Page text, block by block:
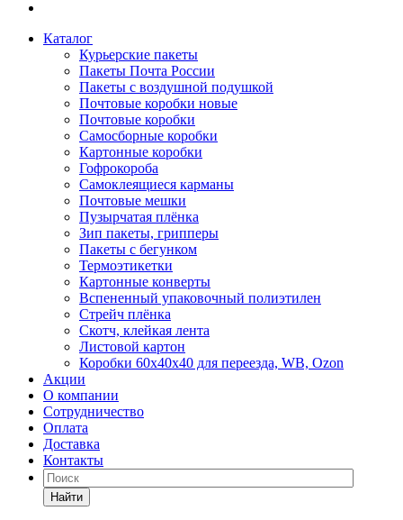
Каталог
Курьерские пакеты
Пакеты Почта России
Пакеты с воздушной подушкой
Почтовые коробки новые
Почтовые коробки
Самосборные коробки
Картонные коробки
Гофрокороба
Самоклеящиеся карманы
Почтовые мешки
Пузырчатая плёнка
Зип пакеты, грипперы
Пакеты с бегунком
Термоэтикетки
Картонные конверты
Вспененный упаковочный полиэтилен
Стрейч плёнка
Скотч, клейкая лента
Листовой картон
Коробки 60х40х40 для переезда, WB, Ozon
Акции
О компании
Сотрудничество
Оплата
Доставка
Контакты
Найти